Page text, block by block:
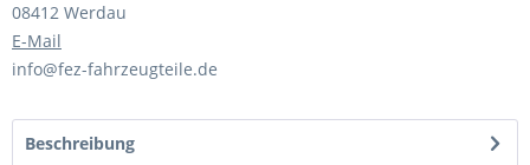
08412 Werdau
E-Mail
info@fez-fahrzeugteile.de
Beschreibung